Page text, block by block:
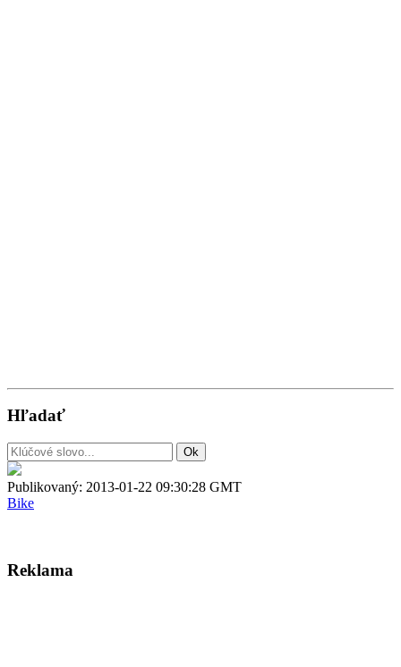
Hľadať
Publikovaný: 2013-01-22 09:30:28 GMT
Bike
Reklama